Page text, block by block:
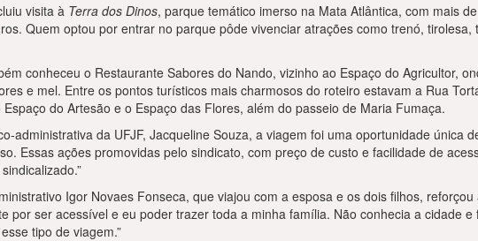
visita à Terra dos Dinos, parque temático imerso na Mata Atlântica, com mais
Quem optou por entrar no parque pôde vivenciar atrações como trenó,
conheceu o Restaurante Sabores do Nando, vizinho ao Espaço do Agricultor,
e mel. Entre os pontos turísticos mais charmosos do roteiro estavam a Rua
do Artesão e o Espaço das Flores, além do passeio de Maria Fumaça.
administrativa da UFJF, Jacqueline Souza, a viagem foi uma oportunidade única
Essas ações promovidas pelo sindicato, com preço de custo e facilidade de
Igor Novaes Fonseca, que viajou com a esposa e os dois filhos,
por ser acessível e eu poder trazer toda a minha família. Não conhecia a cidade
tipo de viagem.”